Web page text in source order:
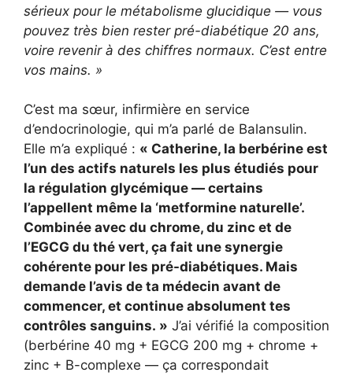
sérieux pour le métabolisme glucidique — vous
pouvez très bien rester pré-diabétique 20 ans,
voire revenir à des chiffres normaux. C’est entre
vos mains. »
C’est ma sœur, infirmière en service
d’endocrinologie, qui m’a parlé de Balansulin.
Elle m’a expliqué : « Catherine, la berbérine est
l’un des actifs naturels les plus étudiés pour
la régulation glycémique — certains
l’appellent même la ‘metformine naturelle’.
Combinée avec du chrome, du zinc et de
l’EGCG du thé vert, ça fait une synergie
cohérente pour les pré-diabétiques. Mais
demande l’avis de ta médecin avant de
commencer, et continue absolument tes
contrôles sanguins. » J’ai vérifié la composition
(berbérine 40 mg + EGCG 200 mg + chrome +
zinc + B-complexe — ça correspondait